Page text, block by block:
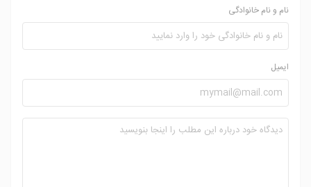
نام و نام خانوادگی
ایمیل